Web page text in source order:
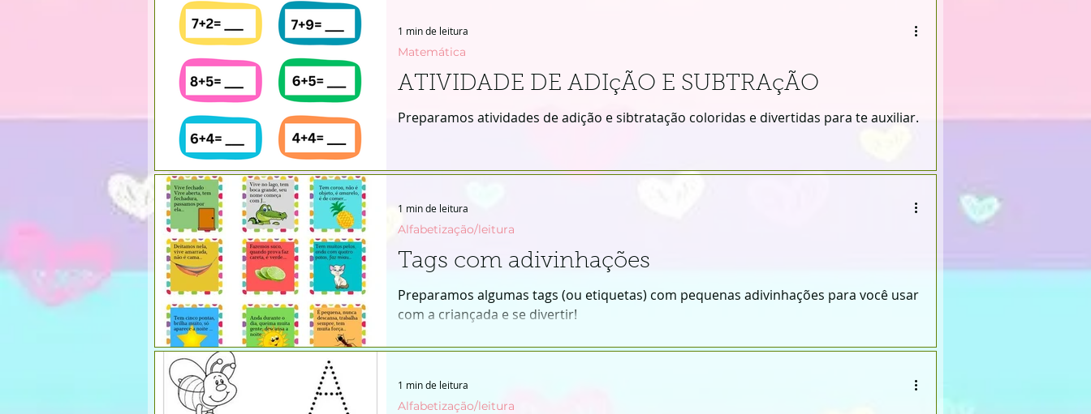
ATIVIDADE DE ADIçÃO E SUBTRAçÃO
Preparamos atividades de adição e sibtratação coloridas e divertidas para te auxiliar.
Matemática
1 min de leitura
Tags com adivinhações
Preparamos algumas tags (ou etiquetas) com pequenas adivinhações para você usar
com a criançada e se divertir!
Alfabetização/leitura
1 min de leitura
Alfabetização/leitura
1 min de leitura